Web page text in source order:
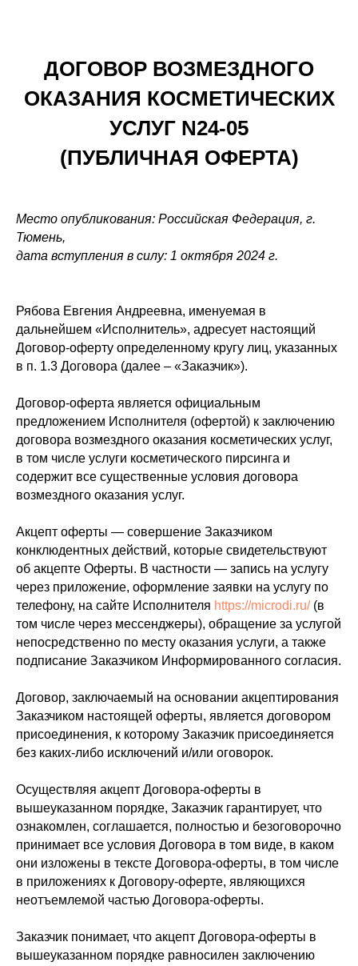
ДОГОВОР ВОЗМЕЗДНОГО
ОКАЗАНИЯ КОСМЕТИЧЕСКИХ
УСЛУГ N24-05
(ПУБЛИЧНАЯ ОФЕРТА)
Место опубликования: Российская Федерация, г.
Тюмень,
дата вступления в силу: 1 октября 2024 г.
Рябова Евгения Андреевна, именуемая в
дальнейшем «Исполнитель», адресует настоящий
Договор-оферту определенному кругу лиц, указанных
в п. 1.3 Договора (далее – «Заказчик»).
​Договор-оферта является официальным
предложением Исполнителя (офертой) к заключению
договора возмездного оказания косметических услуг,
в том числе услуги косметического пирсинга и
содержит все существенные условия договора
возмездного оказания услуг.
Акцепт оферты — совершение Заказчиком
конклюдентных действий, которые свидетельствуют
об акцепте Оферты. В частности — запись на услугу
через приложение, оформление заявки на услугу по
телефону, на сайте Исполнителя https://microdi.ru/(в
том числе через мессенджеры), обращение за услугой
непосредственно по месту оказания услуги, а также
подписание Заказчиком Информированного согласия.
Договор, заключаемый на основании акцептирования
Заказчиком настоящей оферты, является договором
присоединения, к которому Заказчик присоединяется
без каких-либо исключений и/или оговорок.
Осуществляя акцепт Договора-оферты в
вышеуказанном порядке, Заказчик гарантирует, что
ознакомлен, соглашается, полностью и безоговорочно
принимает все условия Договора в том виде, в каком
они изложены в тексте Договора-оферты, в том числе
в приложениях к Договору-оферте, являющихся
неотъемлемой частью Договора-оферты.
Заказчик понимает, что акцепт Договора-оферты в
вышеуказанном порядке равносилен заключению